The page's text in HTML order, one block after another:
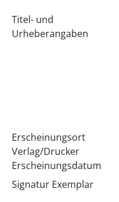
Titel- und
Urheberangaben
Erscheinungsort
Verlag/Drucker
Erscheinungsdatum
Signatur Exemplar